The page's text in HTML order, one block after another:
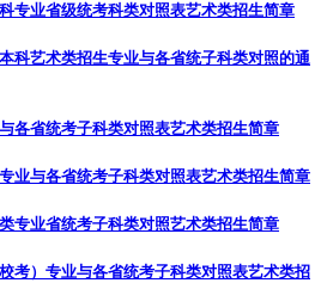
专业省级统考科类对照表艺术类招生简章
科艺术类招生专业与各省统子科类对照的通
各省统考子科类对照表艺术类招生简章
业与各省统考子科类对照表艺术类招生简章
专业省统考子科类对照艺术类招生简章
考）专业与各省统考子科类对照表艺术类招